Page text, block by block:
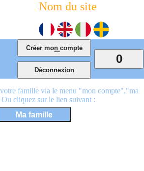
Nom du site
0
...
famille via le menu "mon compte","ma
cliquez sur le lien suivant :